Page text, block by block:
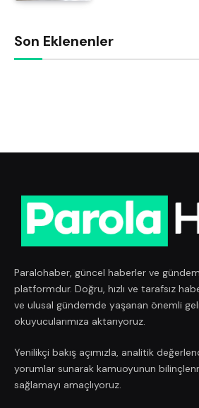
Son Eklenenler
Paralohaber, güncel haberler ve
platformdur. Doğru, hızlı ve tarafsız
ve ulusal gündemde yaşanan önemli
okuyucularımıza aktarıyoruz.
Yenilikçi bakış açımızla, analitik
yorumlar sunarak kamuoyunun
sağlamayı amaçlıyoruz.